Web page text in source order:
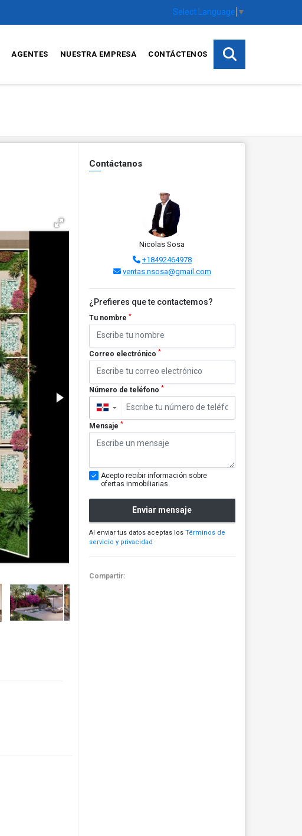
Select Language ▼
AGENTES NUESTRA EMPRESA CONTÁCTENOS
Contáctanos
Nicolas Sosa
+18492464978
ventas.nsosa@gmail.com
¿Prefieres que te contactemos?
Tu nombre *
Correo electrónico *
Número de teléfono *
▼
Mensaje *
Acepto recibir información sobre
ofertas inmobiliarias
Enviar mensaje
Al enviar tus datos aceptas los Términos de
servicio y privacidad
Compartir: